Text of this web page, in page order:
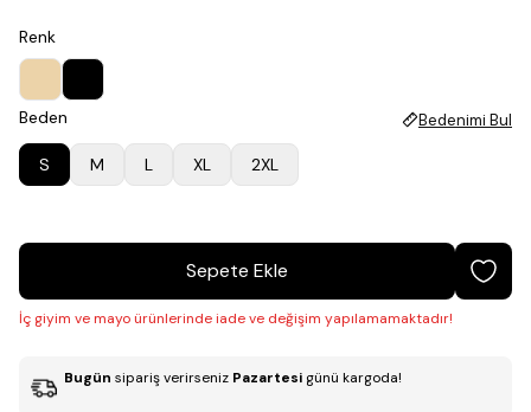
Renk
Beden Bedenimi Bul
S M L XL 2XL
Sepete Ekle
İç giyim ve mayo ürünlerinde iade ve değişim yapılamamaktadır!
Bugün sipariş verirseniz Pazartesi günü kargoda!